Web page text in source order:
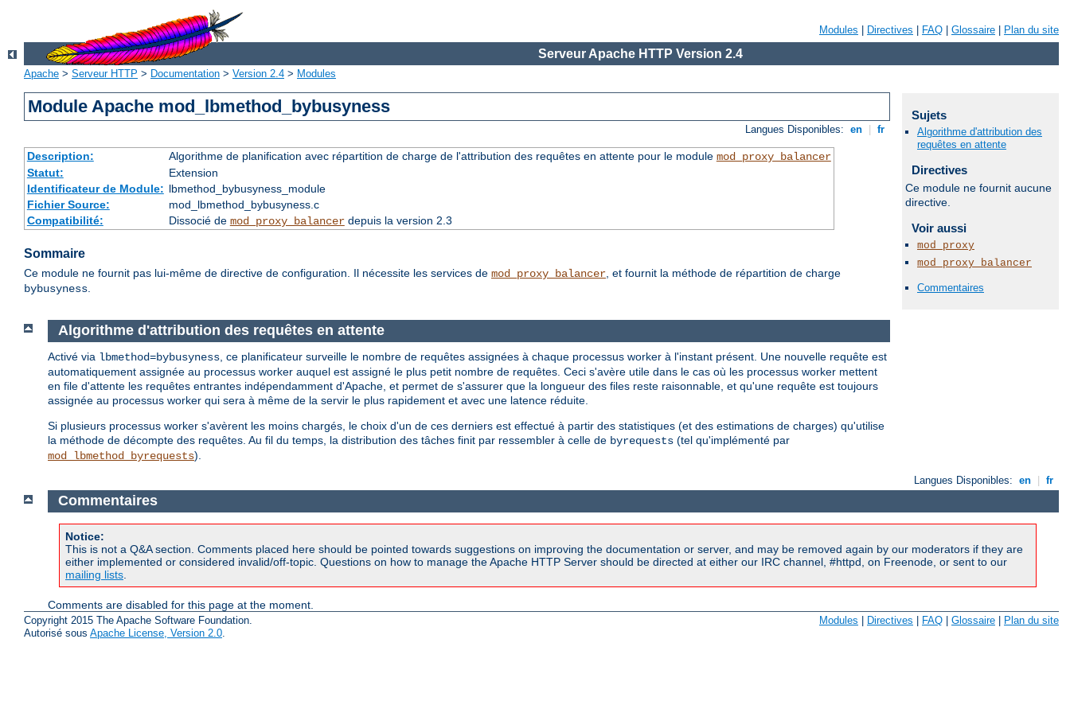
Modules Directives FAQ Glossaire Plan du site
Serveur Apache HTTP Version 2.4
Apache > Serveur HTTP > Documentation > Version 2.4 > Modules
Module Apache mod_lbmethod_bybusyness
Langues Disponibles: en fr
Description: Algorithme de planification avec répartition de charge de l'attribution des requêtes en attente pour le module mod_proxy_balancer
Statut:
Extension
Identificateur de Module: lbmethod_bybusyness_module
Fichier Source:
mod_lbmethod_bybusyness.c
Compatibilité:
Dissocié de mod_proxy_balancerdepuis la version 2.3
Sommaire
Ce module ne fournit pas lui-même de directive de configuration. Il nécessite les services de mod_proxy_balancer, et fournit la méthode de répartition de charge
bybusyness.
Sujets
Algorithme d'attribution des
requêtes en attente
Directives
Ce module ne fournit aucune
directive.
Voir aussi
mod_proxy
mod_proxy_balancer
Commentaires
Algorithme d'attribution des requêtes en attente
Activé via lbmethod=bybusyness , ce planificateur surveille le nombre de requêtes assignées à chaque processus worker à l'instant présent. Une nouvelle requête est
automatiquement assignée au processus worker auquel est assigné le plus petit nombre de requêtes. Ceci s'avère utile dans le cas où les processus worker mettent
en file d'attente les requêtes entrantes indépendamment d'Apache, et permet de s'assurer que la longueur des files reste raisonnable, et qu'une requête est toujours
assignée au processus worker qui sera à même de la servir le plus rapidement et avec une latence réduite.
Si plusieurs processus worker s'avèrent les moins chargés, le choix d'un de ces derniers est effectué à partir des statistiques (et des estimations de charges) qu'utilise
la méthode de décompte des requêtes. Au fil du temps, la distribution des tâches finit par ressembler à celle de byrequests (tel qu'implémenté par
mod_lbmethod_byrequests).
Langues Disponibles: en fr
Commentaires
Notice:
This is not a Q&A section. Comments placed here should be pointed towards suggestions on improving the documentation or server, and may be removed again by our moderators if they are
either implemented or considered invalid/off-topic. Questions on how to manage the Apache HTTP Server should be directed at either our IRC channel, #httpd, on Freenode, or sent to our
mailing lists
Comments are disabled for this page at the moment.
Copyright 2015 The Apache Software Foundation.
Autorisé sous Apache License, Version 2.0
Modules | Directives | FAQ | Glossaire | Plan du site